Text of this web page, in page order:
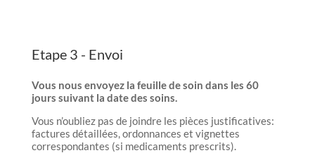
Etape 3 - Envoi
Vous nous envoyez la feuille de soin dans les 60
jours suivant la date des soins.
Vous n’oubliez pas de joindre les pièces justificatives:
factures détaillées, ordonnances et vignettes
correspondantes (si medicaments prescrits).